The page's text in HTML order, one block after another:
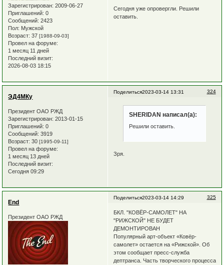
Зарегистрирован: 2009-06-27
Приглашений: 0
Сообщений: 2423
Пол: Мужской
Возраст: 37[1988-09-03]
Провел на форуме:
1 месяц 11 дней
Последний визит:
2026-08-03 18:15
Сегодня уже опровергли. Решили
оставить.
Поделиться 324
2023-03-14 13:31
ЭД4МКу
Президент ОАО РЖД
Зарегистрирован: 2013-01-15
Приглашений: 0
Сообщений: 3919
Возраст: 30[1995-09-11]
Провел на форуме:
1 месяц 13 дней
Последний визит:
Сегодня 09:29
SHERIDAN написал(а):
Решили оставить.
Зря.
Поделиться 325
2023-03-14 14:29
End
Президент ОАО РЖД
БКЛ. "КОВЁР-САМОЛЕТ" НА
"РИЖСКОЙ" НЕ БУДЕТ
ДЕМОНТИРОВАН
Популярный арт-объект «Ковёр-
самолет» остается на «Рижской». Об
этом сообщает пресс-служба
дептранса. Часть творческого процесса